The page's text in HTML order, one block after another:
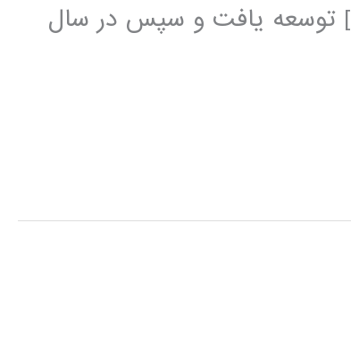
سال 2009 در آزمایشگاه AMP دانشگاه برکلی[1] توسعه یافت و سپس در سال